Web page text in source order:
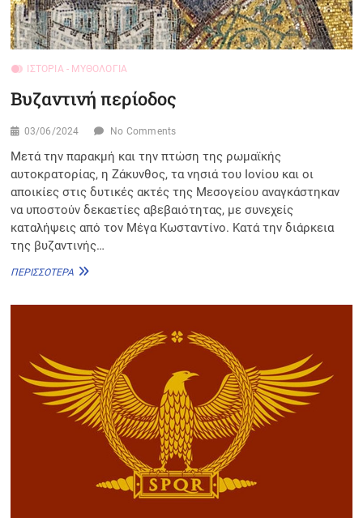
ΙΣΤΟΡΊΑ - ΜΥΘΟΛΟΓΊΑ
Βυζαντινή περίοδος
03/06/2024 No Comments
Μετά την παρακμή και την πτώση της ρωμαϊκής
αυτοκρατορίας, η Ζάκυνθος, τα νησιά του Ιονίου και οι
αποικίες στις δυτικές ακτές της Μεσογείου αναγκάστηκαν
να υποστούν δεκαετίες αβεβαιότητας, με συνεχείς
καταλήψεις από τον Μέγα Κωσταντίνο. Κατά την διάρκεια
της βυζαντινής…
ΠΕΡΙΣΣΌΤΕΡΑ ΒΥΖΑΝΤΙΝΉ